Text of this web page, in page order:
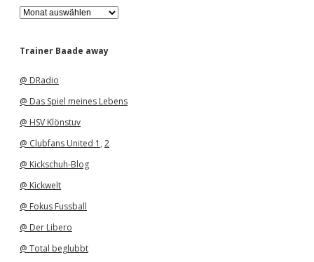
A
r
h
Trainer Baade away
@ DRadio
@ Das Spiel meines Lebens
@ HSV Klönstuv
@ Clubfans United 1 , 2
@ Kickschuh-Blog
@ Kickwelt
@ Fokus Fussball
@ Der Libero
@ Total beglubbt